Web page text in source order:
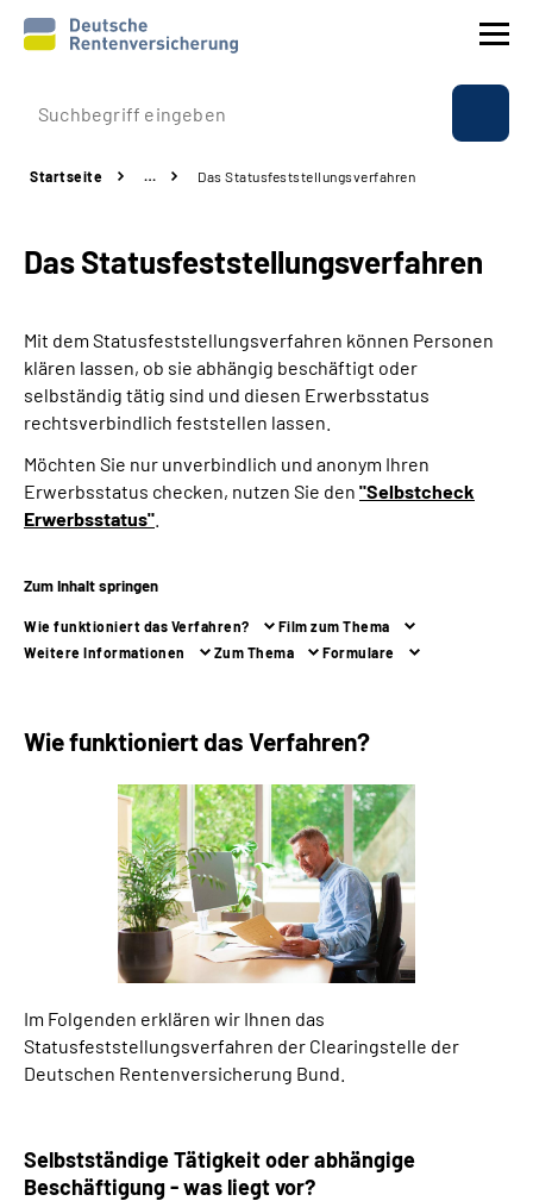
Prävention
Rente
Beratung & Kontakt
Experten
Über uns & Presse
Online-Services
Suche
Language
Leichte Sprache
Mein Kundenportal
Startseite … Das Statusfeststellungs­verfahren
Das Statusfeststellungs­verfahren
Mit dem Statusfeststellungsverfahren können Personen
klären lassen, ob sie abhängig beschäftigt oder
selbständig tätig sind und diesen Erwerbsstatus
rechtsverbindlich feststellen lassen.
Möchten Sie nur unverbindlich und anonym Ihren
Erwerbsstatus checken, nutzen Sie den "Selbstcheck
Erwerbsstatus"
Zum Inhalt springen
Wie funktioniert das Verfahren?
Film zum Thema
Weitere Informationen
Zum Thema Formulare
Wie funktioniert das Verfahren?
Im Folgenden erklären wir Ihnen das
Statusfeststellungsverfahren der Clearingstelle der
Deutschen Rentenversicherung Bund.
Selbstständige Tätigkeit oder abhängige
Beschäftigung - was liegt vor?